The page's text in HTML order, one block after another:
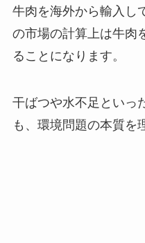
牛肉を海外から輸入し
の市場の計算上は牛肉
ることになります。
干ばつや水不足といっ
も、環境問題の本質を